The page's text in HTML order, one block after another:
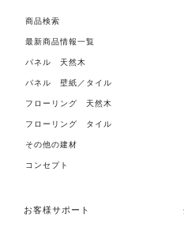
商品検索
最新商品情報一覧
パネル 天然木
パネル 壁紙／タイル
フローリング 天然木
フローリング タイル
その他の建材
コンセプト
お客様サポート